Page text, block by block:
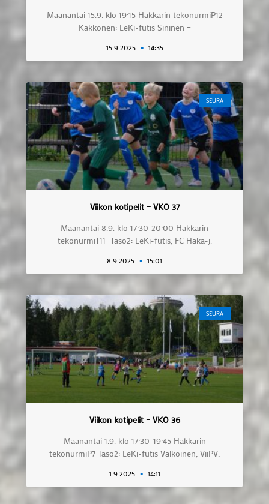
Maanantai 15.9. klo 19:15 Hakkarin tekonurmiP12
Kakkonen: LeKi-futis Sininen –
15.9.2025 14:35
SEURA
Viikon kotipelit – VKO 37
Maanantai 8.9. klo 17:30-20:00 Hakkarin
tekonurmiT11 Taso2: LeKi-futis, FC Haka-j.
8.9.2025 15:01
SEURA
Viikon kotipelit – VKO 36
Maanantai 1.9. klo 17:30-19:45 Hakkarin
tekonurmiP7 Taso2: LeKi-futis Valkoinen, ViiPV,
1.9.2025 14:11